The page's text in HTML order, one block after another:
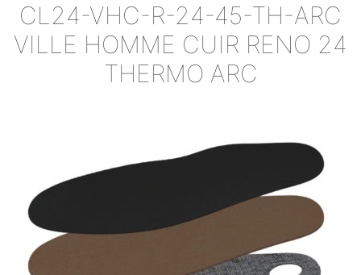
CL24-VHC-R-24-45-TH-ARC
VILLE HOMME CUIR RENO 24
THERMO ARC